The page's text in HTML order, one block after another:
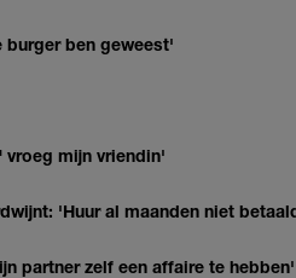
burger ben geweest'
vroeg mijn vriendin'
'Huur al maanden niet
partner zelf een affaire te hebben'